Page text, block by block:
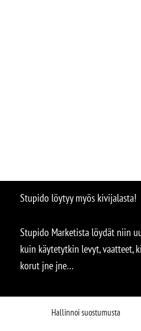
Hallinnoi suostumusta
Stupido löytyy myös kivijalasta!
Stupido Marketista löydät niin
kuin käytetytkin levyt, vaatteet,
korut jne jne…